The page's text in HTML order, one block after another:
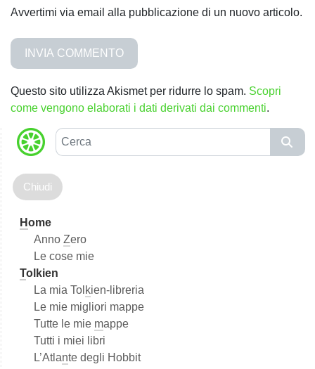
Avvertimi via email alla pubblicazione di un nuovo articolo.
Questo sito utilizza Akismet per ridurre lo spam. Scopri
come vengono elaborati i dati derivati dai commenti.
C
e
c
Home
Anno Zero
Le cose mie
Tolkien
La mia Tol kien-libreria
Le mie migliori mappe
Tutte le mie mappe
Tutti i miei libri
L’Atlante degli Hobbit